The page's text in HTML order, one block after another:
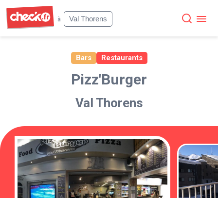
à
Val Thorens
Bars Restaurants
Pizz'Burger
Val Thorens